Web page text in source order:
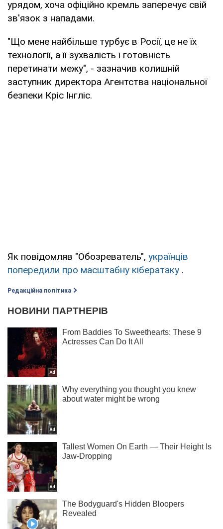
урядом, хоча офіційно кремль заперечує свій
зв'язок з нападами.
"Що мене найбільше турбує в Росії, це не їх
технології, а її зухвалість і готовність
перетинати межу", - зазначив колишній
заступник директора Агентства національної
безпеки Кріс Інгліс.
Як повідомляв "Обозреватель", українців
попередили про масштабну кібератаку .
Редакційна політика